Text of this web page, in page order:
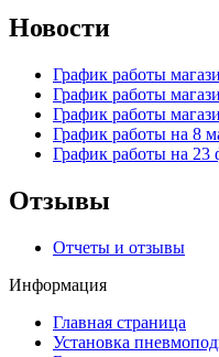
Новости
График работы
График работы
График работы
График работы на 8
График работы на 23
Отзывы
Отчеты и отзывы
Информация
Главная страница
Установка